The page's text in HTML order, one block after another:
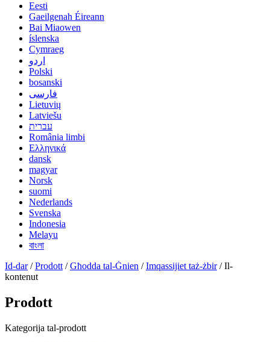
Eesti
Gaeilgenah Éireann
Bai Miaowen
íslenska
Cymraeg
اردو
Polski
bosanski
فارسی
Lietuvių
Latviešu
עברית
România limbi
Ελληνικά
dansk
magyar
Norsk
suomi
Nederlands
Svenska
Indonesia
Melayu
বাংলা
Id-dar/Prodott /Għodda tal-Ġnien /Imqassijiet taż-żbir/ Il-
kontenut
Prodott
Kategorija tal-prodott